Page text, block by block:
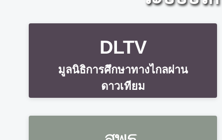
DLTV
มูลนิธิการศึกษาทางไกลผ่าน
ดาวเทียม